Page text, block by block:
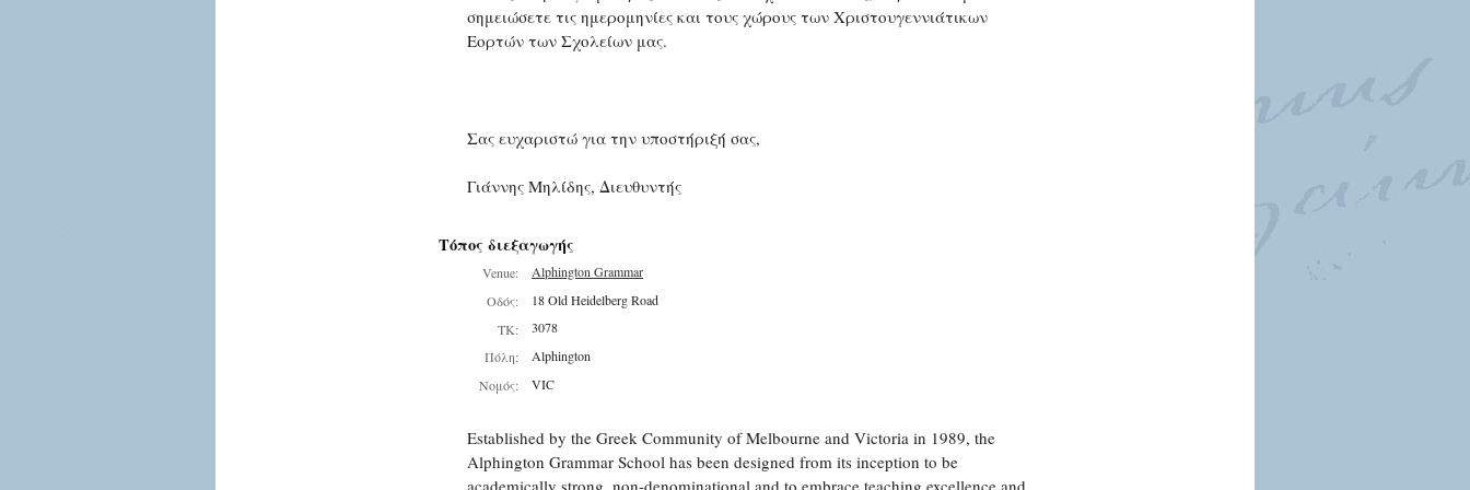
σημειώσετε τις ημερομηνίες και τους χώρους των Χριστουγεννιάτικων
Εορτών των Σχολείων μας.
Σας ευχαριστώ για την υποστήριξή σας,
Γιάννης Μηλίδης, Διευθυντής
Τόπος διεξαγωγής
Venue:
Alphington Grammar
Οδός:
18 Old Heidelberg Road
ΤΚ:
3078
Πόλη:
Alphington
Νομός:
VIC
Established by the Greek Community of Melbourne and Victoria in 1989, the
Alphington Grammar School has been designed from its inception to be